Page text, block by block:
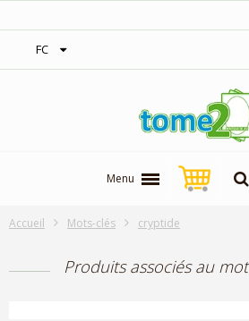
FC
Menu
Accueil Mots-clés cryptide
Produits associés au